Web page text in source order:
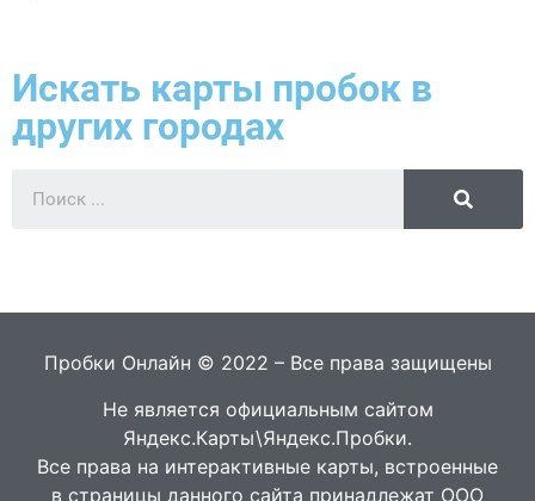
Искать карты пробок в
других городах
Пробки Онлайн © 2022 – Все права защищены
Не является официальным сайтом
Яндекс.Карты\Яндекс.Пробки.
Все права на интерактивные карты, встроенные
в страницы данного сайта принадлежат ООО